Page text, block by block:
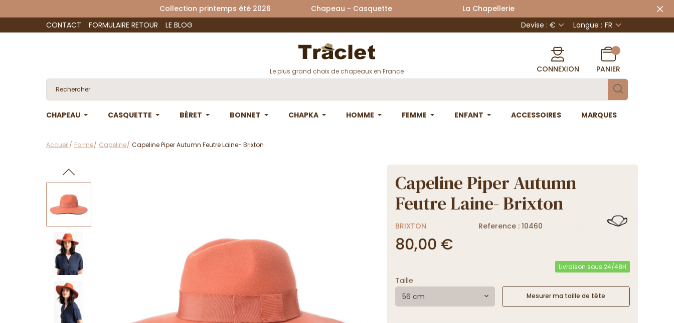
Collection printemps été 2026 Chapeau - Casquette La Chapellerie
CONTACT
FORMULAIRE RETOUR LE BLOG Devise : € Langue : FR
Le plus grand choix de chapeaux en France CONNEXION PANIER
CHAPEAU CASQUETTE BÉRET BONNET CHAPKA HOMME FEMME ENFANT ACCESSOIRES MARQUES
Accueil Forme Capeline Capeline Piper Autumn Feutre Laine- Brixton
Capeline Piper Autumn
Feutre Laine- Brixton
BRIXTON Reference : 10460
80,00 €
Livraison sous 24/48H
Taille
56 cm
Mesurer ma taille de tête